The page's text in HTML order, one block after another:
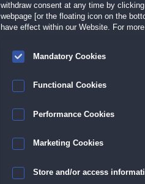
Datenschutz| AGB|Impressum
withdraw consent at any time by
webpage [or the floating icon on the
have effect within our Website. For
Mandatory Cookies
Functional Cookies
Performance Cookies
Marketing Cookies
Store and/or access